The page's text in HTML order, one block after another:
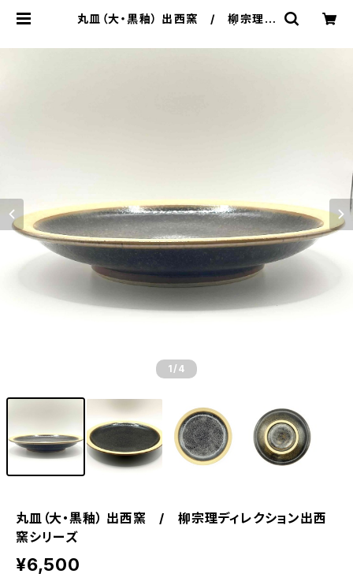
丸皿（大・黒釉） 出西窯 / 柳宗理デ
1 /4
丸皿（大・黒釉） 出西窯 / 柳宗理ディレクション出西
窯シリーズ
¥6,500